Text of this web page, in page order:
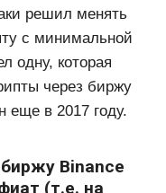
решил менять
с минимальной
одну, которая
через биржу
еще в 2017 году.
Binance
(т.е. на